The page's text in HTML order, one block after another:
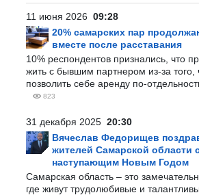
11 июня 2026 09:28
20% самарских пар
вместе после расставания
10% респондентов признались, что
жить с бывшим партнером из-за того,
позволить себе аренду по-
823
31 декабря 2025 20:30
Вячеслав Федорищев
жителей Самарской области
наступающим Новым Годом
Самарская область – это
где живут трудолюбивые и